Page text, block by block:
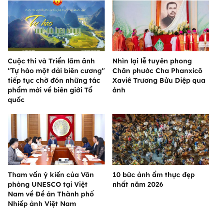
Cuộc thi và Triển lãm ảnh
"Tự hào một dải biên cương"
tiếp tục chờ đón những tác
phẩm mới về biên giới Tổ
quốc
Nhìn lại lễ tuyên phong
Chân phước Cha Phanxicô
Xaviê Trương Bửu Diệp qua
ảnh
Tham vấn ý kiến của Văn
phòng UNESCO tại Việt
Nam về Đề án Thành phố
Nhiếp ảnh Việt Nam
10 bức ảnh ẩm thực đẹp
nhất năm 2026